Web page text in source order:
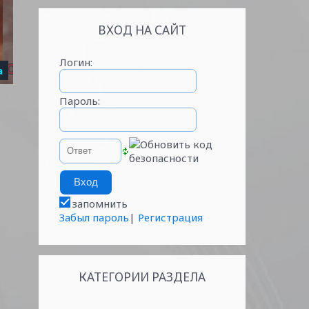
ВХОД НА САЙТ
Логин:
Пароль:
запомнить
Забыл пароль | Регистрация
КАТЕГОРИИ РАЗДЕЛА